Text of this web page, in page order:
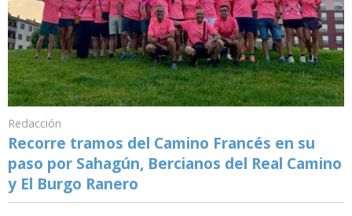
Redacción
Recorre tramos del Camino Francés en su
paso por Sahagún, Bercianos del Real Camino
y El Burgo Ranero